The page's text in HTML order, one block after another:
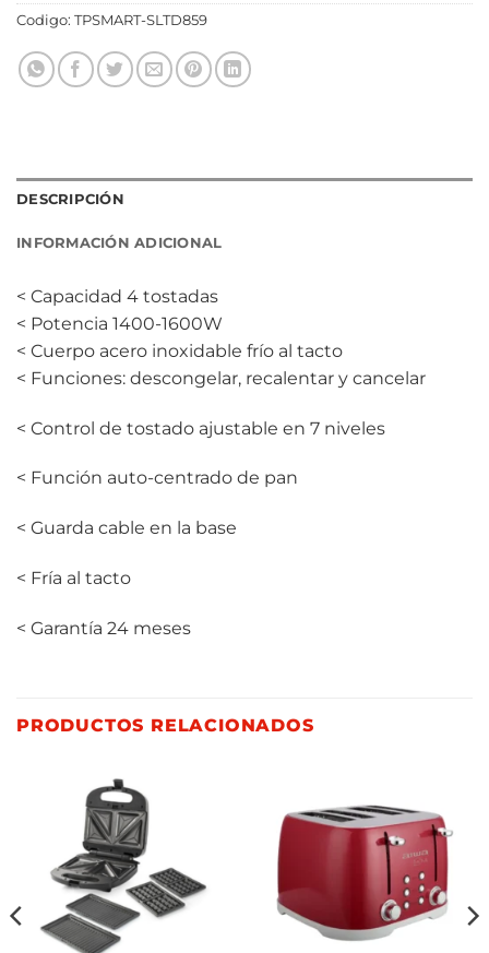
Codigo: TPSMART-SLTD859
DESCRIPCIÓN
INFORMACIÓN ADICIONAL
< Capacidad 4 tostadas
< Potencia 1400-1600W
< Cuerpo acero inoxidable frío al tacto
< Funciones: descongelar, recalentar y cancelar
< Control de tostado ajustable en 7 niveles
< Función auto-centrado de pan
< Guarda cable en la base
< Fría al tacto
< Garantía 24 meses
PRODUCTOS RELACIONADOS